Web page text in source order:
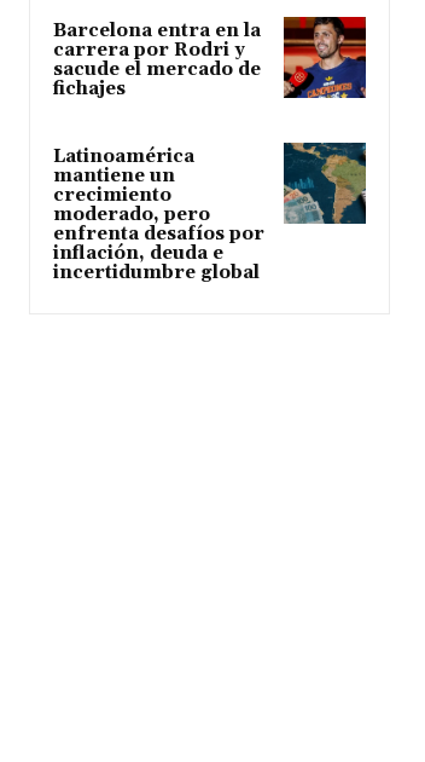
Barcelona entra en la
carrera por Rodri y
sacude el mercado de
fichajes
Latinoamérica
mantiene un
crecimiento
moderado, pero
enfrenta desafíos por
inflación, deuda e
incertidumbre global